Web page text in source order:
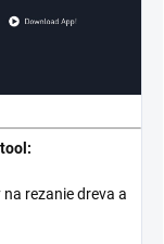
rezanie dreva a